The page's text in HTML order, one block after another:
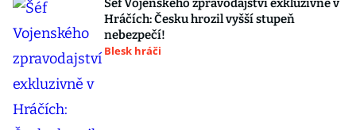
Šéf Vojenského zpravodajství exkluzivně v
Hráčích: Česku hrozil vyšší stupeň
nebezpečí!
Blesk hráči